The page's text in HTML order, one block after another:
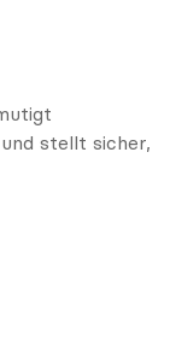
stellt sicher,